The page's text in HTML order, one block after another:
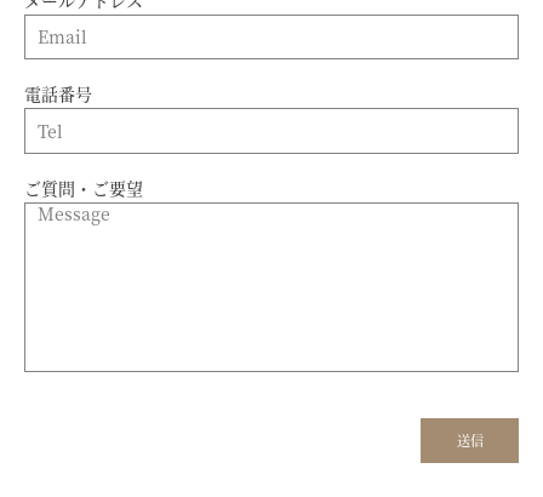
電話番号
ご質問・ご要望